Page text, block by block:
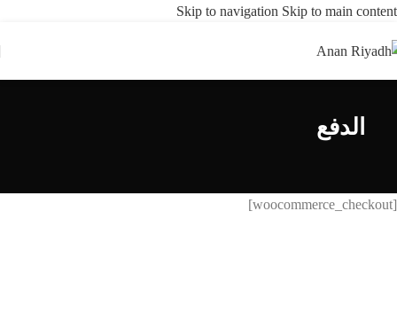
Skip to navigation Skip to main content
الدفع
[woocommerce_checkout]